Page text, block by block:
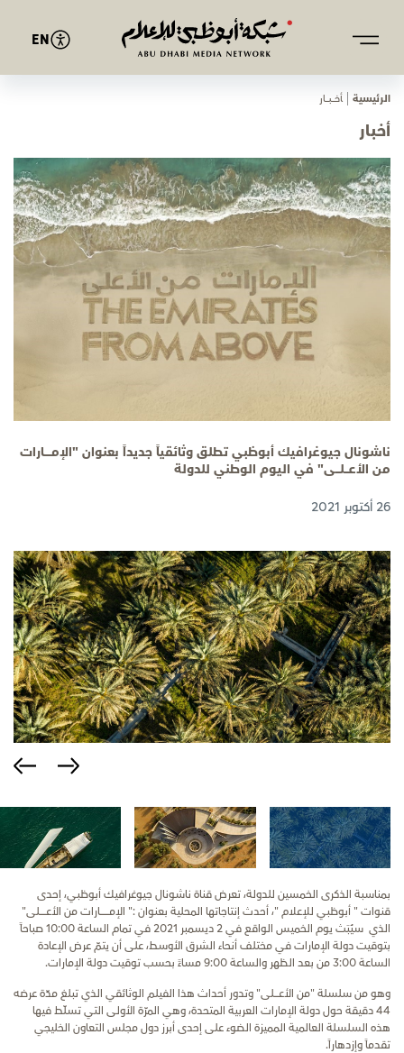
EN
الرئيسية ﺄﺧـــﺒـــﺎر
أخبار
ناشونال جيوغرافيك أبوظبي تطلق وثائقياً جديداً بعنوان "الإمــــــــارات
من الأعـــــلـــــى" في اليوم الوطني للدولة
26 أكتوبر 2021
بمناسبة الذكرى الخمسين للدولة، تعرض قناة ناشونال جيوغرافيك أبوظبي، إحدى
قنوات " أبوظبي للإعلام "، أحدث إنتاجاتها المحلية بعنوان :" الإمــــــــــارات من الأعـــــــلى"
الذي سيُبَث يوم الخميس الواقع في 2 ديسمبر 2021 في تمام الساعة 10:00 صباحاً
بتوقيت دولة الإمارات في مختلف أنحاء الشرق الأوسط، على أن يتمّ عرض الإعادة
الساعة 3:00 من بعد الظهر والساعة 9:00 مساءً بحسب توقيت دولة الإمارات.
وهو من سلسلة "من الأعـــــلى" وتدور أحداث هذا الفيلم الوثائقي الذي تبلغ مدّة عرضه
44 دقيقة حول دولة الإمارات العربية المتحدة، وهي المرّة الأولى التي تسلّط فيها
هذه السلسلة العالمية المميزة الضوء على إحدى أبرز دول مجلس التعاون الخليجي
تقدماً وإزدهاراً.